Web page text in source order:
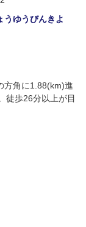
うゆうびんきよ
方角に1.88(km)進
徒歩26分以上が目